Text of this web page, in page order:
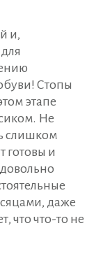
и,
Стопы
этапе
Не
слишком
готовы и
даже
что что-то не